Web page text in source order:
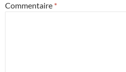
Commentaire *